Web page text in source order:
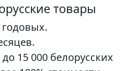
товары
годовых.
15 000 белорусских